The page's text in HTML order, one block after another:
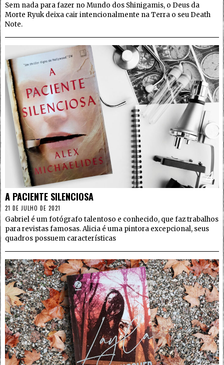
Sem nada para fazer no Mundo dos Shinigamis, o Deus da
Morte Ryuk deixa cair intencionalmente na Terra o seu Death
Note.
4
A PACIENTE SILENCIOSA
21 DE JULHO DE 2021
Gabriel é um fotógrafo talentoso e conhecido, que faz trabalhos
para revistas famosas. Alicia é uma pintora excepcional, seus
quadros possuem características